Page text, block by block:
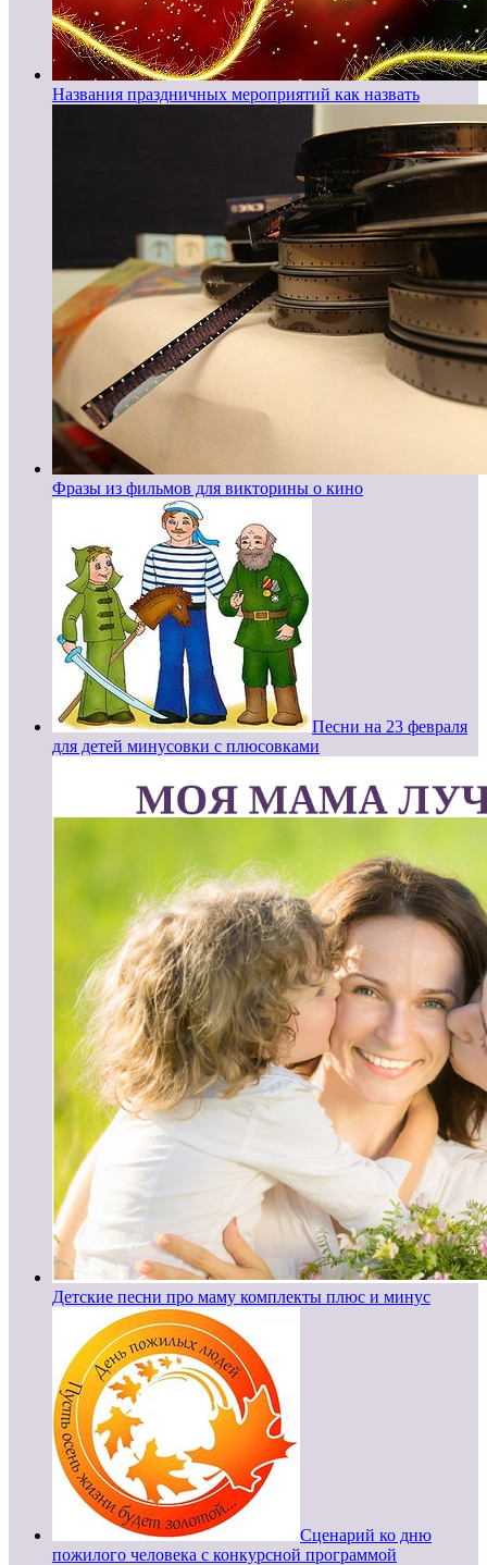
Названия праздничных мероприятий как назвать
Фразы из фильмов для викторины о кино
Песни на 23 февраля
для детей минусовки с плюсовками
Детские песни про маму комплекты плюс и минус
Сценарий ко дню
пожилого человека с конкурсной программой